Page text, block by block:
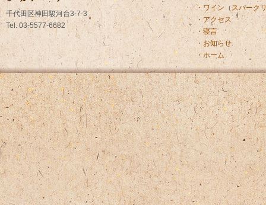
千代田区神田駿河台3-7-3
Tel. 03-5577-6682
・ワイン （スパーク
・アクセス
・寝言
・お知らせ
・ホーム